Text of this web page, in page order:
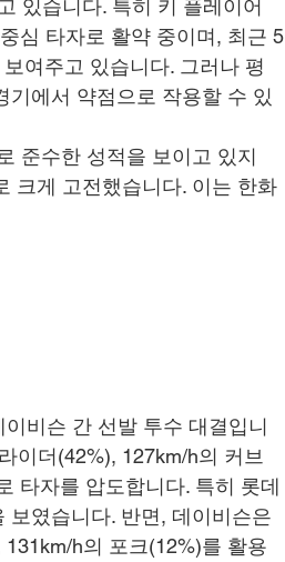
있습니다. 특히 키 플레이어
심 타자로 활약 중이며, 최근 5
여주고 있습니다. 그러나 평
에서 약점으로 작용할 수 있
준수한 성적을 보이고 있지
크게 고전했습니다. 이는 한화
비슨 간 선발 투수 대결입니
이더(42%), 127km/h의 커브
타자를 압도합니다. 특히 롯데
였습니다. 반면, 데이비슨은
h의 포크(12%)를 활용